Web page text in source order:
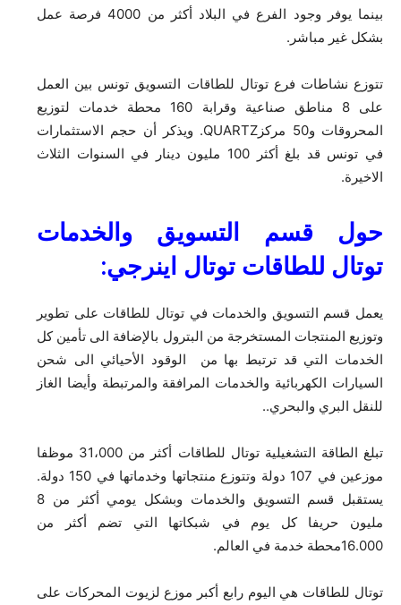
بينما يوفر وجود الفرع في البلاد أكثر من 4000 فرصة عمل
بشكل غير مباشر.
تتوزع نشاطات فرع توتال للطاقات التسويق تونس بين العمل
على 8 مناطق صناعية وقرابة 160 محطة خدمات لتوزيع
المحروقات و50 مركزQUARTZ. ويذكر أن حجم الاستثمارات
في تونس قد بلغ أكثر 100 مليون دينار في السنوات الثلاث
الاخيرة.
حول قسم التسويق والخدمات
توتال للطاقات توتال اينرجي:
يعمل قسم التسويق والخدمات في توتال للطاقات على تطوير
وتوزيع المنتجات المستخرجة من البترول بالإضافة الى تأمين كل
الخدمات التي قد ترتبط بها من الوقود الأحيائي الى شحن
السيارات الكهربائية والخدمات المرافقة والمرتبطة وأيضا الغاز
للنقل البري والبحري..
تبلغ الطاقة التشغيلية توتال للطاقات أكثر من 31،000 موظفا
موزعين في 107 دولة وتتوزع منتجاتها وخدماتها في 150 دولة.
يستقبل قسم التسويق والخدمات وبشكل يومي أكثر من 8
مليون حريفا كل يوم في شبكاتها التي تضم أكثر من
16.000محطة خدمة في العالم.
توتال للطاقات هي اليوم رابع أكبر موزع لزيوت المحركات على